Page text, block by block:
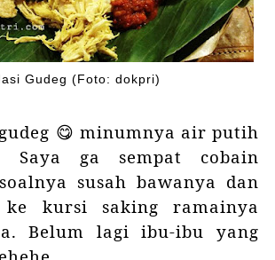
Gudeg (Foto: dokpri)
😋 minumnya air putih
Saya ga sempat cobain
susah bawanya dan
ke kursi saking ramainya
Belum lagi ibu-ibu yang